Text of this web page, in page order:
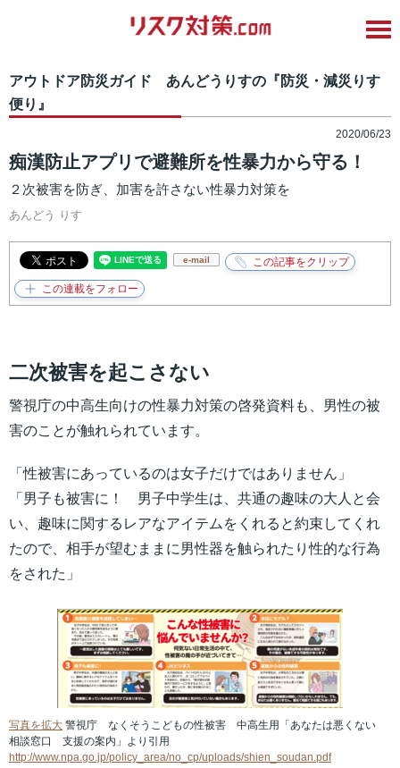
アウトドア防災ガイド あんどうりすの『防災・減災りす
便り』
2020/06/23
痴漢防止アプリで避難所を性暴力から守る！
２次被害を防ぎ、加害を許さない性暴力対策を
あんどう りす
e-mail
二次被害を起こさない
警視庁の中高生向けの性暴力対策の啓発資料も、男性の被
害のことが触れられています。
「性被害にあっているのは女子だけではありません」
「男子も被害に！ 男子中学生は、共通の趣味の大人と会
い、趣味に関するレアなアイテムをくれると約束してくれ
たので、相手が望むままに男性器を触られたり性的な行為
をされた」
写真を拡大 警視庁 なくそうこどもの性被害 中高生用「あなたは悪くない
相談窓口 支援の案内」より引用
http://www.npa.go.jp/policy_area/no_cp/uploads/shien_soudan.pdf